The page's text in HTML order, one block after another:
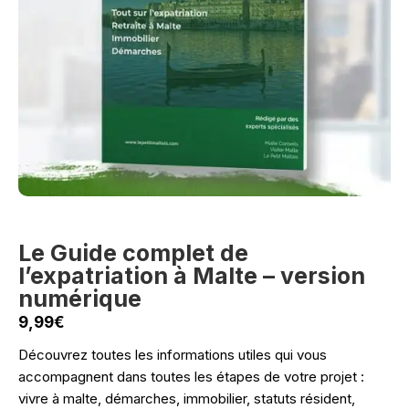
Le Guide complet de
l’expatriation à Malte – version
numérique
9,99€
Découvrez toutes les informations utiles qui vous
accompagnent dans toutes les étapes de votre projet :
vivre à malte, démarches, immobilier, statuts résident,